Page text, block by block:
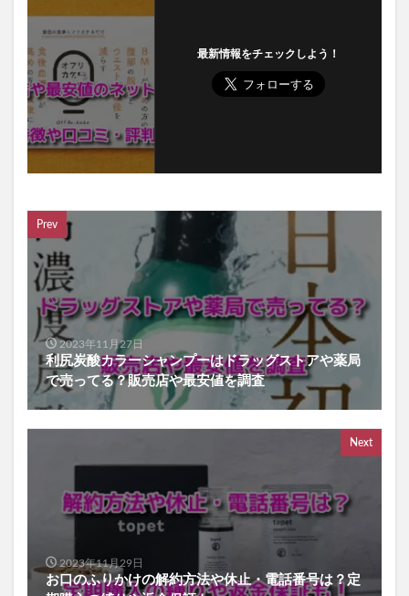
最新情報をチェックしよう！
Prev
2023年11月27日
利尻炭酸カラーシャンプーはドラッグストアや薬局
で売ってる？販売店や最安値を調査
Next
2023年11月29日
お口のふりかけの解約方法や休止・電話番号は？定